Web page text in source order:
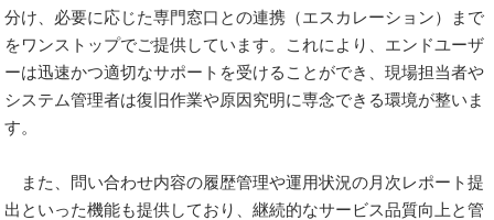
分け、必要に応じた専門窓口との連携（エスカレーション）まで
をワンストップでご提供しています。これにより、エンドユーザ
ーは迅速かつ適切なサポートを受けることができ、現場担当者や
システム管理者は復旧作業や原因究明に専念できる環境が整いま
す。
また、問い合わせ内容の履歴管理や運用状況の月次レポート提
出といった機能も提供しており、継続的なサービス品質向上と管